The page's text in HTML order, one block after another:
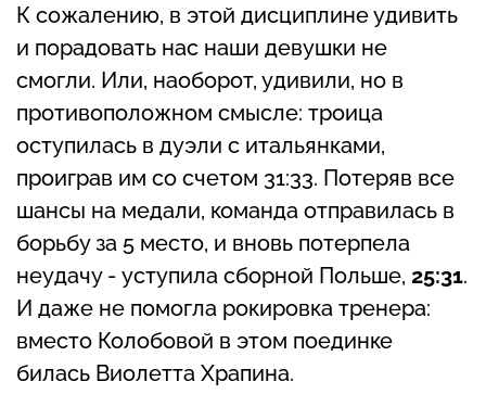
К сожалению, в этой дисциплине удивить
и порадовать нас наши девушки не
смогли. Или, наоборот, удивили, но в
противоположном смысле: троица
оступилась в дуэли с итальянками,
проиграв им со счетом 31:33. Потеряв все
шансы на медали, команда отправилась в
борьбу за 5 место, и вновь потерпела
неудачу - уступила сборной Польше, 25:31.
И даже не помогла рокировка тренера:
вместо Колобовой в этом поединке
билась Виолетта Храпина.